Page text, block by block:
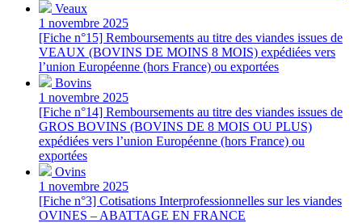
Veaux
1 novembre 2025
[Fiche n°15] Remboursements au titre des viandes issues de
VEAUX (BOVINS DE MOINS 8 MOIS) expédiées vers
l’union Européenne (hors France) ou exportées
Bovins
1 novembre 2025
[Fiche n°14] Remboursements au titre des viandes issues de
GROS BOVINS (BOVINS DE 8 MOIS OU PLUS)
expédiées vers l’union Européenne (hors France) ou
exportées
Ovins
1 novembre 2025
[Fiche n°3] Cotisations Interprofessionnelles sur les viandes
OVINES – ABATTAGE EN FRANCE